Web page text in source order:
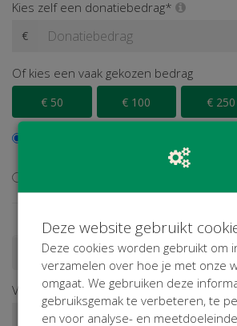
Kies zelf een donatiebedrag*
€
Of kies een vaak gekozen bedrag
€ 50 € 100 € 250
Doneren als persoon Doneren
Voornaam*
Deze website gebruikt
Deze cookies worden gebruikt om
verzamelen over hoe je met onze
omgaat. We gebruiken deze
gebruiksgemak te verbeteren, te
en voor analyse- en